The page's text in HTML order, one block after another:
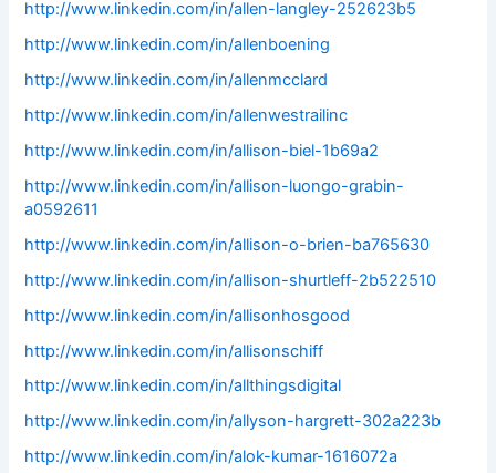
http://www.linkedin.com/in/allen-langley-252623b5
http://www.linkedin.com/in/allenboening
http://www.linkedin.com/in/allenmcclard
http://www.linkedin.com/in/allenwestrailinc
http://www.linkedin.com/in/allison-biel-1b69a2
http://www.linkedin.com/in/allison-luongo-grabin-
a0592611
http://www.linkedin.com/in/allison-o-brien-ba765630
http://www.linkedin.com/in/allison-shurtleff-2b522510
http://www.linkedin.com/in/allisonhosgood
http://www.linkedin.com/in/allisonschiff
http://www.linkedin.com/in/allthingsdigital
http://www.linkedin.com/in/allyson-hargrett-302a223b
http://www.linkedin.com/in/alok-kumar-1616072a